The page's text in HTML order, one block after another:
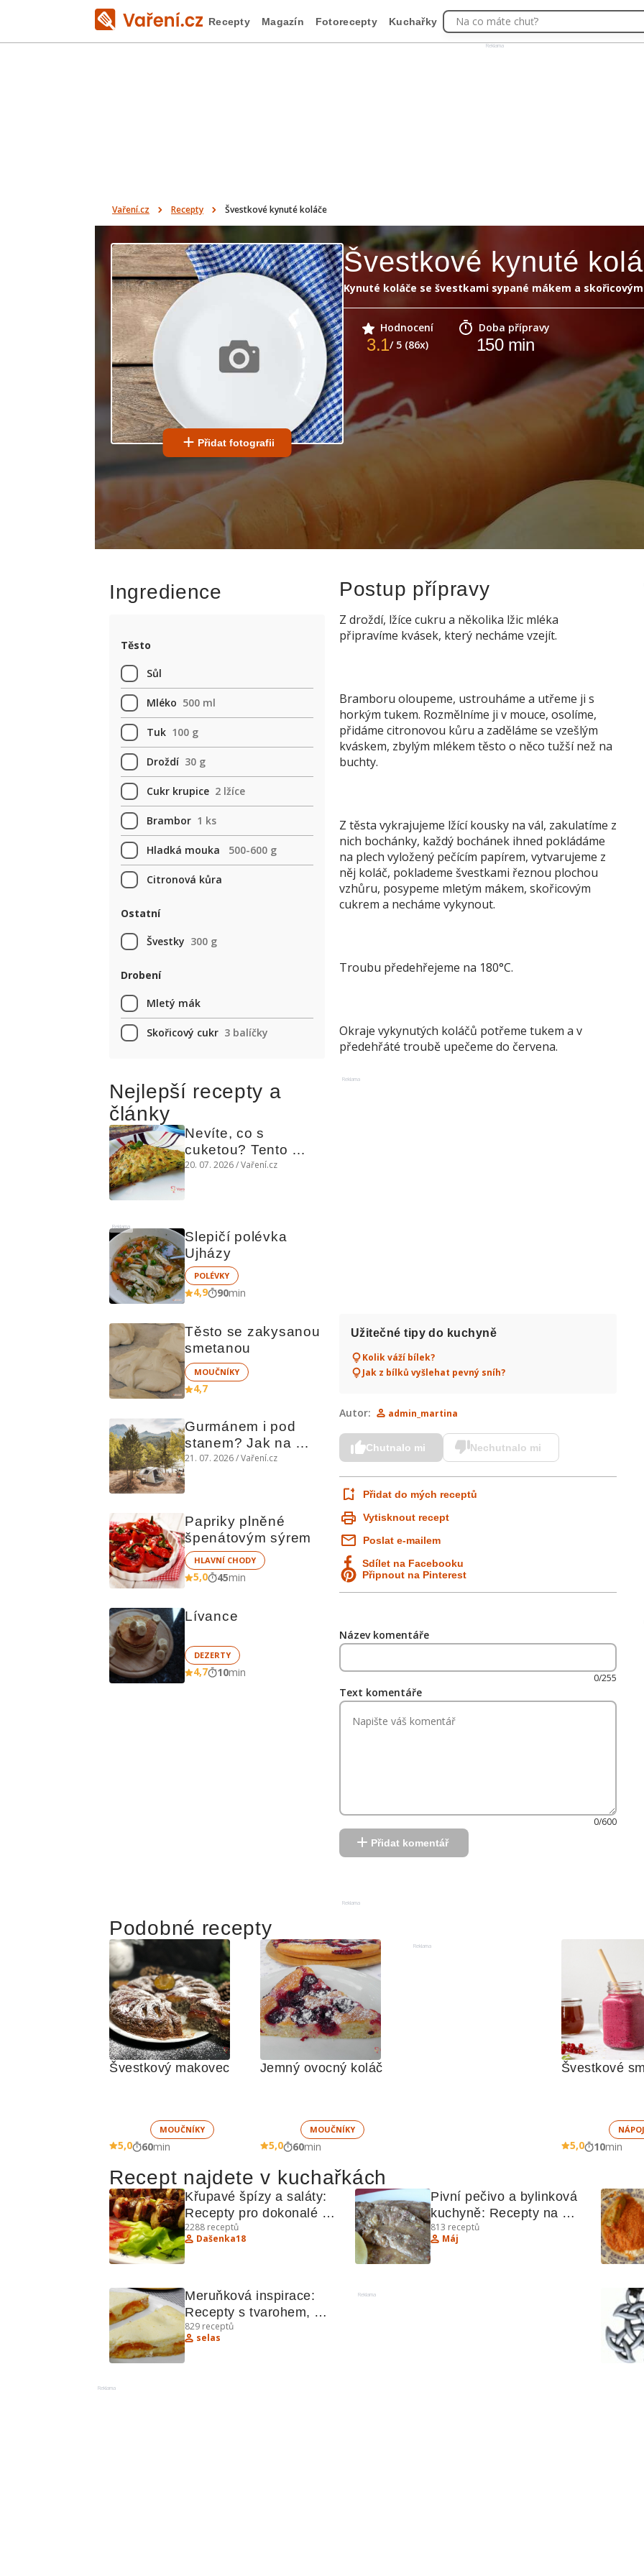
Reklama
Recepty Magazín Fotorecepty Kuchařky Na co máte chuť?
Vaření.cz Recepty Švestkové kynuté koláče
Přidat fotografii
Švestkové kynuté
Kynuté koláče se švestkami sypané mákem a
Hodnocení
3.1/ 5 (86x)
Doba přípravy
150min
Ingredience
Těsto
Sůl
Mléko 500 ml
Tuk 100 g
Droždí 30 g
Cukr krupice 2 lžíce
Brambor 1 ks
Hladká mouka 500-600 g
Citronová kůra
Ostatní
Švestky 300 g
Drobení
Mletý mák
Skořicový cukr 3 balíčky
Nejlepší recepty a
články
Nevíte, co s
cuketou? Tento
levný slaný koláč
20. 07. 2026 / Vaření.cz
Reklama
Slepičí polévka
Ujházy
POLÉVKY
4,9 90min
Těsto se zakysanou
smetanou
MOUČNÍKY
4,7
Gurmánem i pod
stanem? Jak na
polní kuchyni a na
21. 07. 2026 / Vaření.cz
Papriky plněné
špenátovým sýrem
HLAVNÍ CHODY
5,0 45min
Lívance
DEZERTY
4,7 10min
Postup přípravy
Z droždí, lžíce cukru a několika lžic mléka
připravíme kvásek, který necháme vzejít.
Bramboru oloupeme, ustrouháme a utřeme ji s
horkým tukem. Rozmělníme ji v mouce, osolíme,
přidáme citronovou kůru a zaděláme se vzešlým
kváskem, zbylým mlékem těsto o něco tužší než na
buchty.
Z těsta vykrajujeme lžící kousky na vál, zakulatíme z
nich bochánky, každý bochánek ihned pokládáme
na plech vyložený pečícím papírem, vytvarujeme z
něj koláč, poklademe švestkami řeznou plochou
vzhůru, posypeme mletým mákem, skořicovým
cukrem a necháme vykynout.
Troubu předehřejeme na 180°C.
Okraje vykynutých koláčů potřeme tukem a v
předehřáté troubě upečeme do červena.
Reklama
Užitečné tipy do kuchyně
Kolik váží bílek?
Jak z bílků vyšlehat pevný sníh?
Autor: admin_martina
Chutnalo mi Nechutnalo mi
Přidat do mých receptů
Vytisknout recept
Poslat e-mailem
Sdílet na Facebooku
Připnout na Pinterest
Název komentáře
0/255
Text komentáře
0/600
Přidat komentář
Reklama
Podobné recepty
Švestkový makovec
MOUČNÍKY
5,0 60min
Jemný ovocný koláč
MOUČNÍKY
5,0 60min
Reklama
Švestkové
5,0 10min
Recept najdete v kuchařkách
Křupavé špízy a saláty:
Recepty pro dokonalé
grilování a osvěžující
saláty
2288 receptů
Dašenka18
Pivní pečivo a bylinková
kuchyně: Recepty na
krkovičku, kuřecí prsa,
hruškové taštičky, bažanta
813 receptů
Máj
Meruňková inspirace:
Recepty s tvarohem,
meruňkami a další
lahůdky
829 receptů
selas
Reklama
Reklama